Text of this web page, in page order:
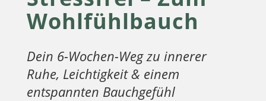
Wohlfühlbauch
Dein 6-Wochen-Weg zu innerer
Ruhe, Leichtigkeit & einem
entspannten Bauchgefühl